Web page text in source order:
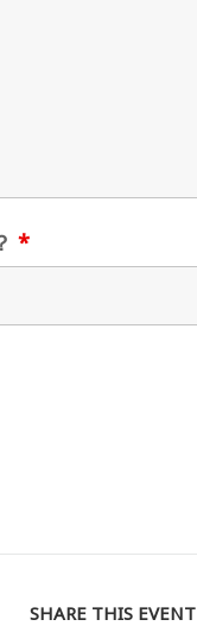
*
SHARE THIS EVENT